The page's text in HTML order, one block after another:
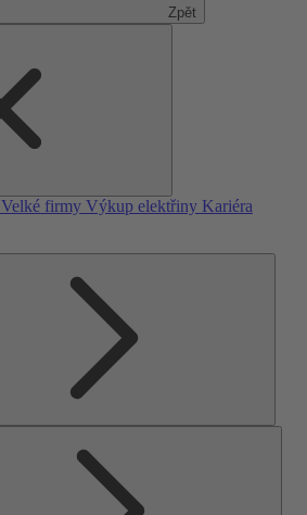
Zpět
Velké firmy Výkup elektřiny Kariéra